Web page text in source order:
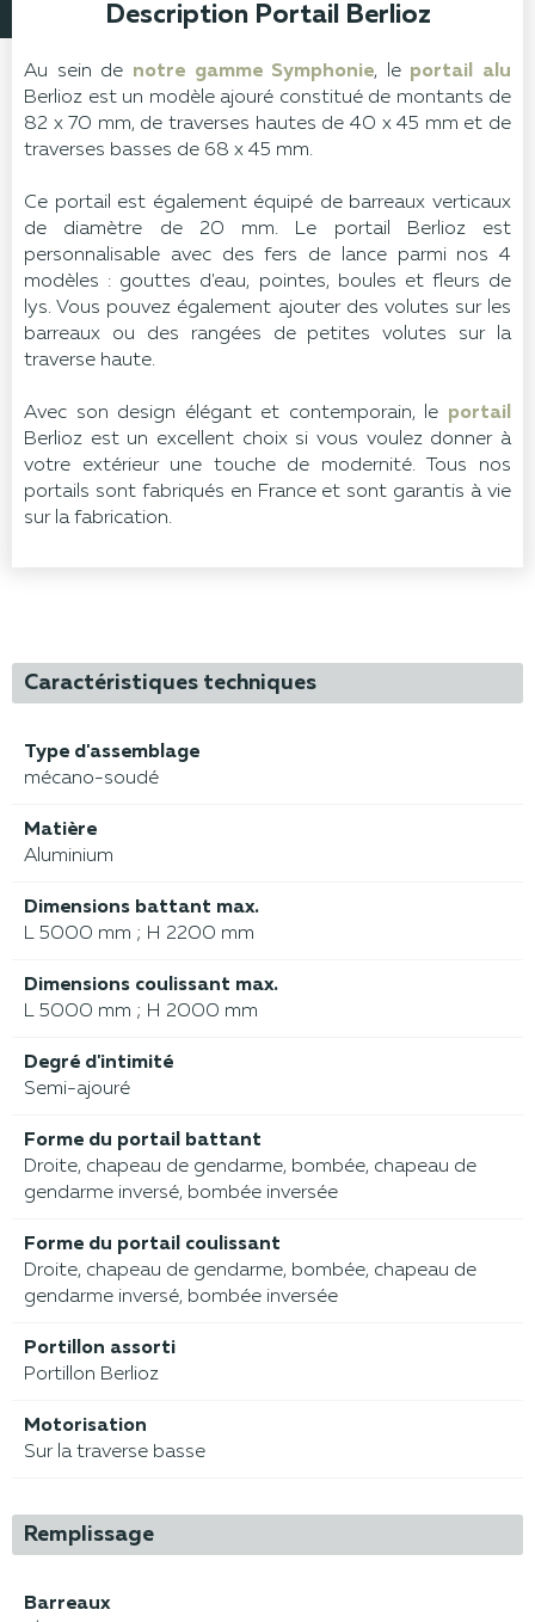
Description Portail Berlioz
Au sein de notre gamme Symphonie, le portail alu
Berlioz est un modèle ajouré constitué de montants de
82 x 70 mm, de traverses hautes de 40 x 45 mm et de
traverses basses de 68 x 45 mm.
Ce portail est également équipé de barreaux verticaux
de diamètre de 20 mm. Le portail Berlioz est
personnalisable avec des fers de lance parmi nos 4
modèles : gouttes d'eau, pointes, boules et fleurs de
lys. Vous pouvez également ajouter des volutes sur les
barreaux ou des rangées de petites volutes sur la
traverse haute.
Avec son design élégant et contemporain, le portail
Berlioz est un excellent choix si vous voulez donner à
votre extérieur une touche de modernité. Tous nos
portails sont fabriqués en France et sont garantis à vie
sur la fabrication.
Caractéristiques techniques
Type d'assemblage
mécano-soudé
Matière
Aluminium
Dimensions battant max.
L 5000 mm ; H 2200 mm
Dimensions coulissant max.
L 5000 mm ; H 2000 mm
Degré d'intimité
Semi-ajouré
Forme du portail battant
Droite, chapeau de gendarme, bombée, chapeau de
gendarme inversé, bombée inversée
Forme du portail coulissant
Droite, chapeau de gendarme, bombée, chapeau de
gendarme inversé, bombée inversée
Portillon assorti
Portillon Berlioz
Motorisation
Sur la traverse basse
Remplissage
Barreaux